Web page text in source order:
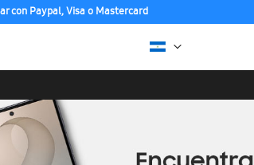
con Paypal, Visa o Mastercard